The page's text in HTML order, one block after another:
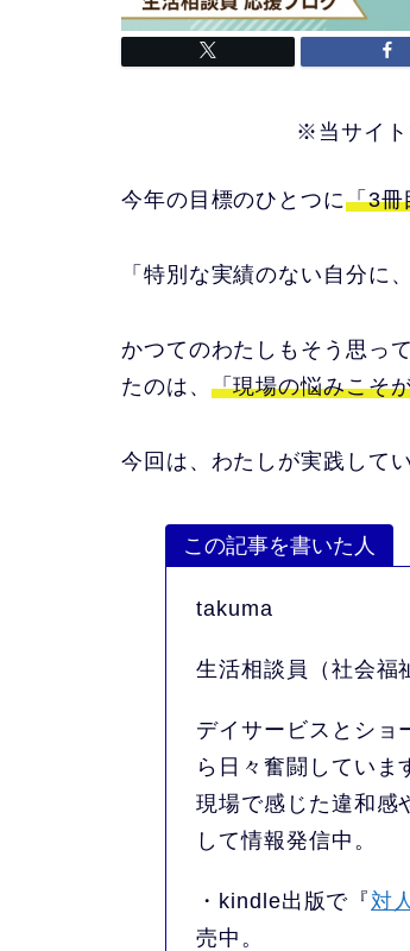
※当サイト
今年の目標のひとつに「3冊
「特別な実績のない自分に
かつてのわたしもそう思っ
たのは、 「現場の悩みこそ
今回は、わたしが実践して
この記事を書いた人
takuma
生活相談員（社会福
デイサービスとショ
ら日々奮闘していま
現場で感じた違和感
して情報発信中。
・kindle出版で『 対
売中。